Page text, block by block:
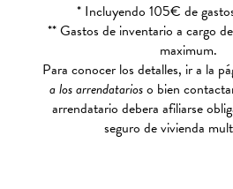
* Incluyendo 105€ de
** Gastos de inventario a cargo
maximum.
Para conocer los detalles, ir a la
a los arrendatarioso bien
arrendatario debera afiliarse
seguro de vivienda